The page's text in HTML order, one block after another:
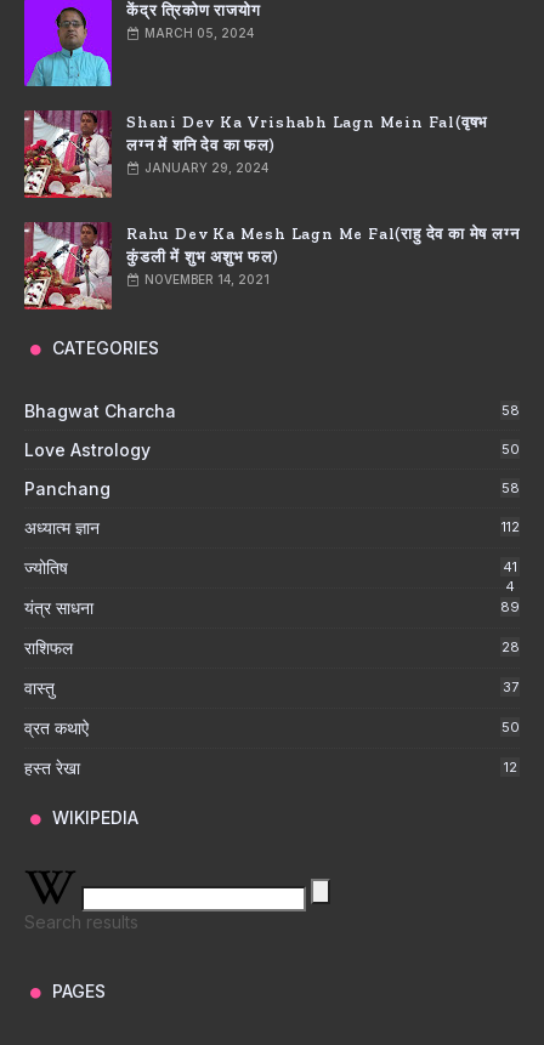
केंद्र त्रिकोण राजयोग
MARCH 05, 2024
Shani Dev Ka Vrishabh Lagn Mein Fal(वृषभ
लग्न में शनि देव का फल)
JANUARY 29, 2024
Rahu Dev Ka Mesh Lagn Me Fal(राहु देव का मेष लग्न
कुंडली में शुभ अशुभ फल)
NOVEMBER 14, 2021
CATEGORIES
Bhagwat Charcha 58
Love Astrology 50
Panchang 58
अध्यात्म ज्ञान 112
ज्योतिष
41
4
यंत्र साधना 89
राशिफल 28
वास्तु 37
व्रत कथाऐ 50
हस्त रेखा 12
WIKIPEDIA
Search results
PAGES